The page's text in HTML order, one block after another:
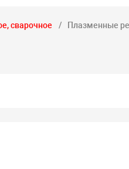
сварочное Плазменные